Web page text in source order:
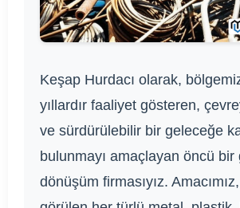
Keşap Hurdacı olarak,
yıllardır faaliyet gösteren,
ve sürdürülebilir bir geleceğe
bulunmayı amaçlayan öncü bir
dönüşüm firmasıyız.